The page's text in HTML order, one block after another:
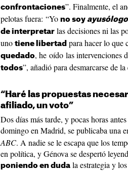
confrontaciones”. Finalmente, el
pelotas fuera: “Yo no soy ayusólogo
de interpretar las decisiones ni las
uno tiene libertad para hacer lo que
quedado, he oído las intervenciones
todos”, añadió para desmarcarse de
“Haré las propuestas
afiliado, un voto”
Dos días más tarde, y pocas horas
domingo en Madrid, se publicaba una
ABC. A nadie se le escapa que los
en política, y Génova se despertó
poniendo en duda la estrategia y